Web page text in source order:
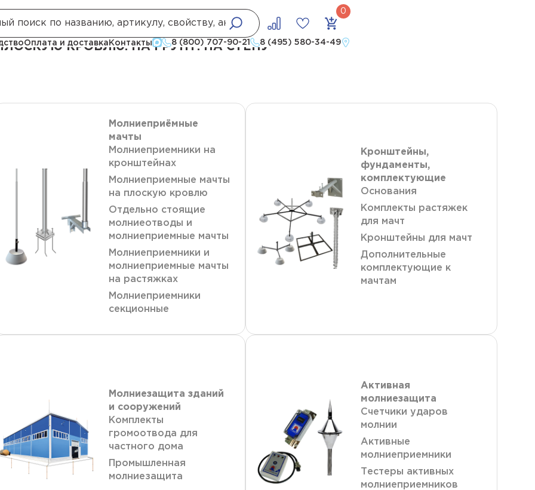
Оплата и доставка Контакты 8 (800) 707-90-21 8 (495) 580-34-49
кровлю. на грунт. на стену
КРОВЛЮ. НА ГРУНТ. НА СТЕНУ
Молниеприёмные
мачты
Молниеприемники на
кронштейнах
Молниеприемные мачты
на плоскую кровлю
Отдельно стоящие
молниеотводы и
молниеприемные мачты
Молниеприемники и
молниеприемные мачты
на растяжках
Молниеприемники
секционные
Кронштейны,
фундаменты,
комплектующие
Основания
Комплекты растяжек
для мачт
Кронштейны для мачт
Дополнительные
комплектующие к
мачтам
Молниезащита зданий
и сооружений
Комплекты
громоотвода для
частного дома
Промышленная
молниезащита
Активная
молниезащита
Счетчики ударов
молнии
Активные
молниеприемники
Тестеры активных
молниеприемников